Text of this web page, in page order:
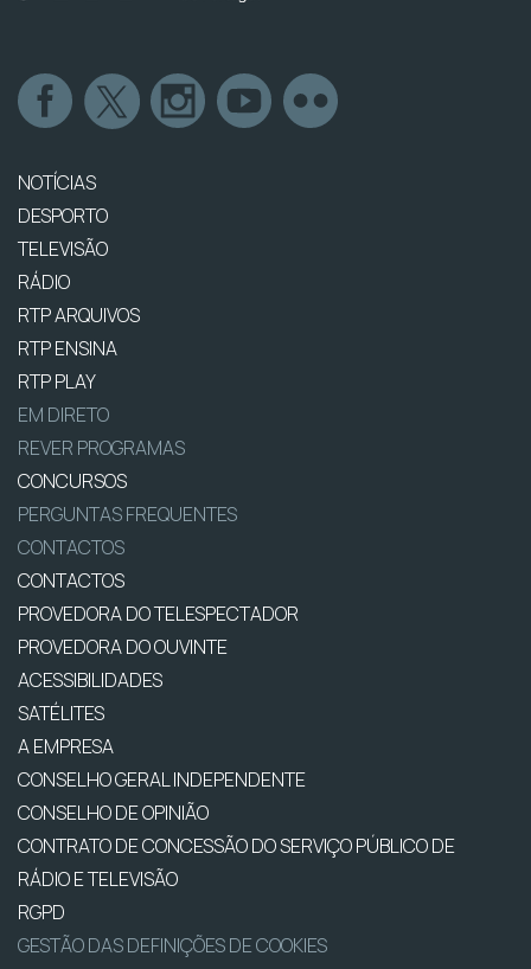
NOTÍCIAS
DESPORTO
TELEVISÃO
RÁDIO
RTP ARQUIVOS
RTP ENSINA
RTP PLAY
EM DIRETO
REVER PROGRAMAS
CONCURSOS
PERGUNTAS FREQUENTES
CONTACTOS
CONTACTOS
PROVEDORA DO TELESPECTADOR
PROVEDORA DO OUVINTE
ACESSIBILIDADES
SATÉLITES
A EMPRESA
CONSELHO GERAL INDEPENDENTE
CONSELHO DE OPINIÃO
CONTRATO DE CONCESSÃO DO SERVIÇO PÚBLICO DE
RÁDIO E TELEVISÃO
RGPD
GESTÃO DAS DEFINIÇÕES DE COOKIES